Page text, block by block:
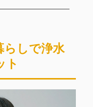
らしで浄水
ト